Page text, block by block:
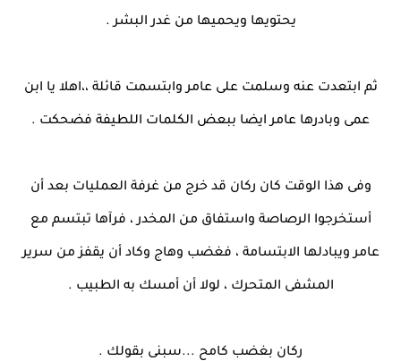
يحتويها ويحميها من غدر البشر .
ثم ابتعدت عنه وسلمت على عامر وابتسمت قائلة ،،اهلا يا ابن
عمى وبادرها عامر ايضا ببعض الكلمات اللطيفة فضحكت .
وفى هذا الوقت كان ركان قد خرج من غرفة العمليات بعد أن
أستخرجوا الرصاصة واستفاق من المخدر ، فرآها تبتسم مع
عامر ويبادلها الابتسامة ، فغضب وهاج وكاد أن يقفز من سرير
المشفى المتحرك ، لولا أن أمسك به الطبيب .
ركان بغضب كامح ...سبنى بقولك .